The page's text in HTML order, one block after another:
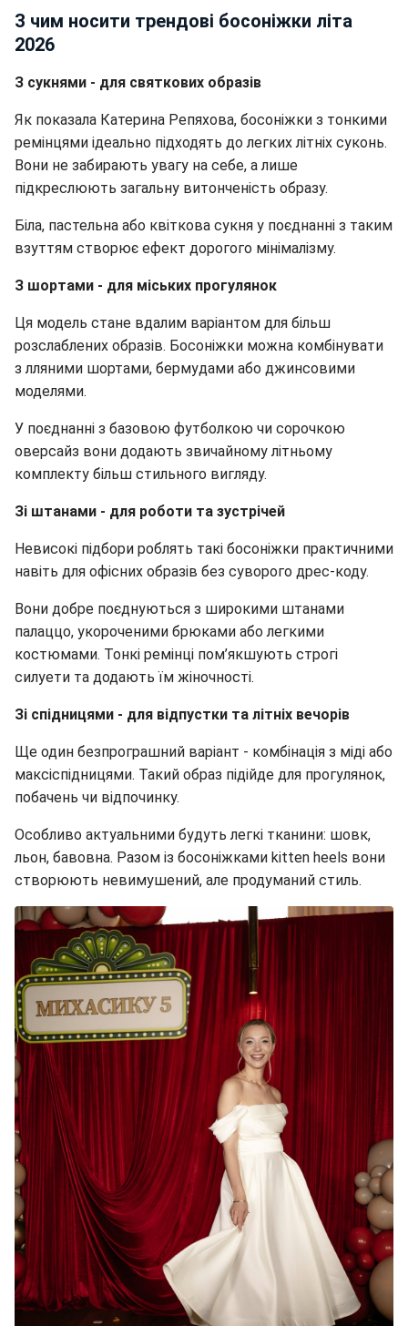
З чим носити трендові босоніжки літа
2026
З сукнями - для святкових образів
Як показала Катерина Репяхова, босоніжки з тонкими
ремінцями ідеально підходять до легких літніх суконь.
Вони не забирають увагу на себе, а лише
підкреслюють загальну витонченість образу.
Біла, пастельна або квіткова сукня у поєднанні з таким
взуттям створює ефект дорогого мінімалізму.
З шортами - для міських прогулянок
Ця модель стане вдалим варіантом для більш
розслаблених образів. Босоніжки можна комбінувати
з лляними шортами, бермудами або джинсовими
моделями.
У поєднанні з базовою футболкою чи сорочкою
оверсайз вони додають звичайному літньому
комплекту більш стильного вигляду.
Зі штанами - для роботи та зустрічей
Невисокі підбори роблять такі босоніжки практичними
навіть для офісних образів без суворого дрес-коду.
Вони добре поєднуються з широкими штанами
палаццо, укороченими брюками або легкими
костюмами. Тонкі ремінці пом’якшують строгі
силуети та додають їм жіночності.
Зі спідницями - для відпустки та літніх вечорів
Ще один безпрограшний варіант - комбінація з міді або
максіспідницями. Такий образ підійде для прогулянок,
побачень чи відпочинку.
Особливо актуальними будуть легкі тканини: шовк,
льон, бавовна. Разом із босоніжками kitten heels вони
створюють невимушений, але продуманий стиль.